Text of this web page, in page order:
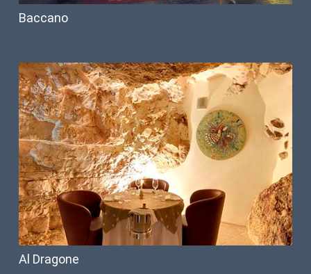
Baccano
Al Dragone